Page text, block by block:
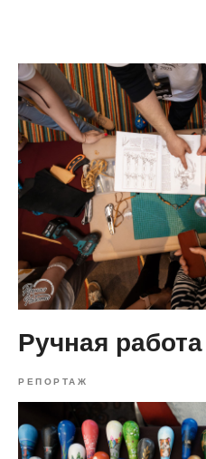
Ручная работа
РЕПОРТАЖ